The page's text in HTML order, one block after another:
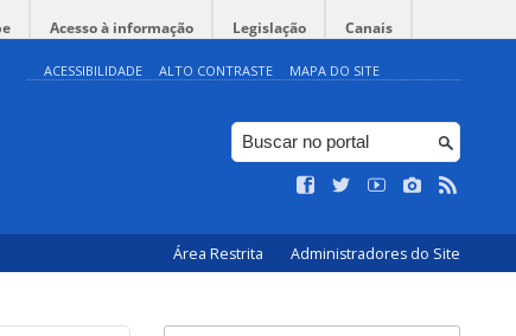
Acesso à informação Legislação Canais
ACESSIBILIDADE ALTO CONTRASTE MAPA DO SITE
Área Restrita Administradores do Site